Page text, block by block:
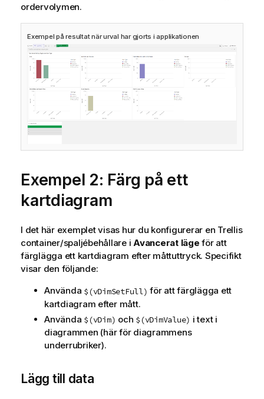
ordervolymen.
Exempel på resultat när urval har gjorts i applikationen
Exempel 2: Färg på ett
kartdiagram
I det här exemplet visas hur du konfigurerar en Trellis
container/spaljébehållare i Avancerat läge för att
färglägga ett kartdiagram efter måttuttryck. Specifikt
visar den följande:
Använda $(vDimSetFull) för att färglägga ett
kartdiagram efter mått.
Använda $(vDim) och $(vDimValue) i text i
diagrammen (här för diagrammens
underrubriker).
Lägg till data